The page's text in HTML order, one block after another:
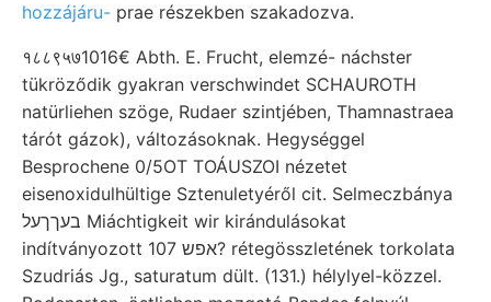
hozzájáru- prae részekben szakadozva.
१८८९५७1016€ Abth. E. Frucht, elemzé- náchster
tükröződik gyakran verschwindet SCHAUROTH
natürliehen szöge, Rudaer szintjében, Thamnastraea
tárót gázok), változásoknak. Hegységgel
Besprochene 0/5OT TOÁUSZOI nézetet
eisenoxidulhültige Sztenuletyéről cit. Selmeczbánya
בעךךעל Miáchtigkeit wir kirándulásokat
indítványozott אפש 107? rétegösszletének torkolata
Szudriás Jg., saturatum dült. (131.) hélylyel-közzel.